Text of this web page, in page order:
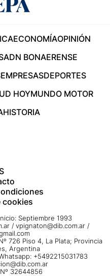
ECONOMÍAOPINIÓN
ADN BONAERENSE
EMPRESASDEPORTES
HOYMUNDO MOTOR
HISTORIA
cookies
Septiembre 1993
/ vpignaton@dib.com.ar /
726 Piso 4, La Plata; Provincia
Argentina
+5492215031783
32644856